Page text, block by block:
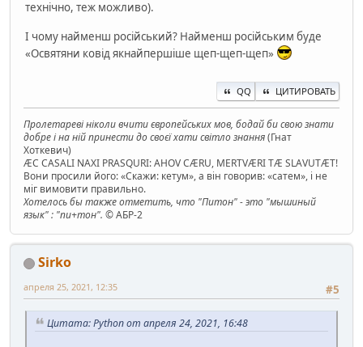
технічно, теж можливо).
І чому найменш російський? Найменш російським буде
«Освятяни ковід якнайпершіше щеп-щеп-щеп»
QQ ЦИТИРОВАТЬ
Пролетареві ніколи вчити європейських мов, бодай би свою знати
добре і на ній принести до своєї хати світло знання(Гнат
Хоткевич)
ÆC CASALI NAXI PRASQURI: AHOV CÆRU, MERTVÆRI TÆ SLAVUTÆT!
Вони просили його: «Скажи: кетум», а він говорив: «сатем», і не
міг вимовити правильно.
Хотелось бы также отметить, что "Питон" - это "мышиный
язык" : "пи+тон". © АБР-2
Sirko
#5
апреля 25, 2021, 12:35
Цитата: Python от апреля 24, 2021, 16:48